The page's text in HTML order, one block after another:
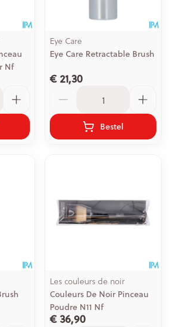
Nf
Eye Care
Eye Care Retractable Brush
€ 21,30
Bestel
Les couleurs de noir
Couleurs De Noir Pinceau
Poudre N11 Nf
€ 36,90